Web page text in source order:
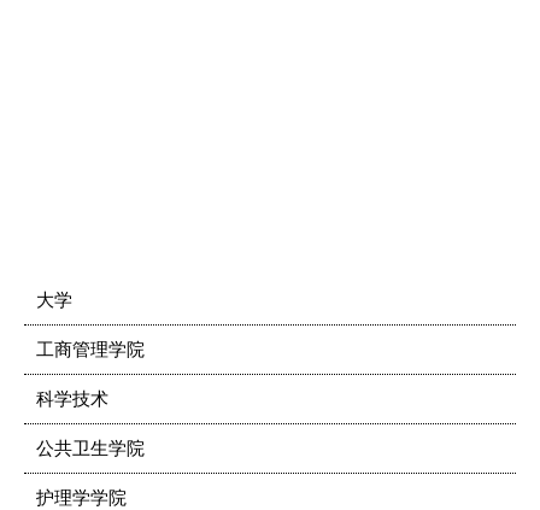
大学
工商管理学院
科学技术
公共卫生学院
护理学学院